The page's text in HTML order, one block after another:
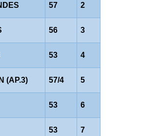
57 2
56 3
53 4
(AP.3) 57/4 5
53 6
53 7